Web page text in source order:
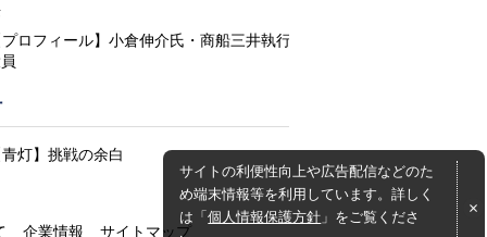
プロフィール】小倉伸介氏・商船三井執行
青灯】挑戦の余白
サイトの利便性向上や広告配信などのた
め端末情報等を利用しています。詳しく
は「個人情報保護方針 」をご覧くださ
企業情報 サイトマップ